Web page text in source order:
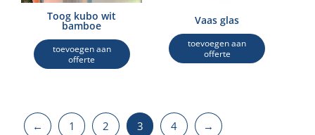
Toog kubo wit
bamboe
toevoegen aan
offerte
Vaas glas
toevoegen aan
offerte
← 1 2 3 4 →